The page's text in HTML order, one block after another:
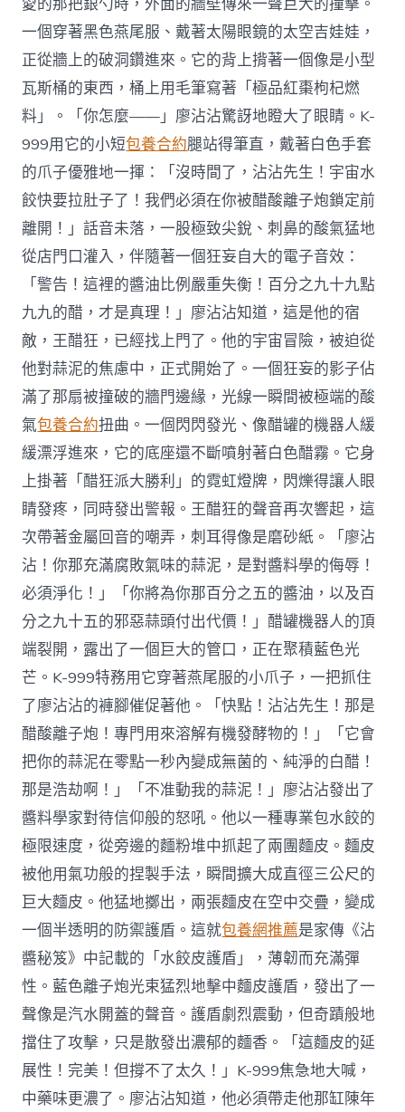
愛的那把銀勺時，外面的牆壁傳來一聲巨大的撞擊。
一個穿著黑色燕尾服、戴著太陽眼鏡的太空吉娃娃，
正從牆上的破洞鑽進來。它的背上揹著一個像是小型
瓦斯桶的東西，桶上用毛筆寫著「極品紅棗枸杞燃
料」。「你怎麼——」廖沾沾驚訝地瞪大了眼睛。K-
999用它的小短包養合約腿站得筆直，戴著白色手套
的爪子優雅地一揮：「沒時間了，沾沾先生！宇宙水
餃快要拉肚子了！我們必須在你被醋酸離子炮鎖定前
離開！」話音未落，一股極致尖銳、刺鼻的酸氣猛地
從店門口灌入，伴隨著一個狂妄自大的電子音效：
「警告！這裡的醬油比例嚴重失衡！百分之九十九點
九九的醋，才是真理！」廖沾沾知道，這是他的宿
敵，王醋狂，已經找上門了。他的宇宙冒險，被迫從
他對蒜泥的焦慮中，正式開始了。一個狂妄的影子佔
滿了那扇被撞破的牆門邊緣，光線一瞬間被極端的酸
氣包養合約扭曲。一個閃閃發光、像醋罐的機器人緩
緩漂浮進來，它的底座還不斷噴射著白色醋霧。它身
上掛著「醋狂派大勝利」的霓虹燈牌，閃爍得讓人眼
睛發疼，同時發出警報。王醋狂的聲音再次響起，這
次帶著金屬回音的嘲弄，刺耳得像是磨砂紙。「廖沾
沾！你那充滿腐敗氣味的蒜泥，是對醬料學的侮辱！
必須淨化！」「你將為你那百分之五的醬油，以及百
分之九十五的邪惡蒜頭付出代價！」醋罐機器人的頂
端裂開，露出了一個巨大的管口，正在聚積藍色光
芒。K-999特務用它穿著燕尾服的小爪子，一把抓住
了廖沾沾的褲腳催促著他。「快點！沾沾先生！那是
醋酸離子炮！專門用來溶解有機發酵物的！」「它會
把你的蒜泥在零點一秒內變成無菌的、純淨的白醋！
那是浩劫啊！」「不准動我的蒜泥！」廖沾沾發出了
醬料學家對待信仰般的怒吼。他以一種專業包水餃的
極限速度，從旁邊的麵粉堆中抓起了兩團麵皮。麵皮
被他用氣功般的捏製手法，瞬間擴大成直徑三公尺的
巨大麵皮。他猛地擲出，兩張麵皮在空中交疊，變成
一個半透明的防禦護盾。這就包養網推薦是家傳《沾
醬秘笈》中記載的「水餃皮護盾」，薄韌而充滿彈
性。藍色離子炮光束猛烈地擊中麵皮護盾，發出了一
聲像是汽水開蓋的聲音。護盾劇烈震動，但奇蹟般地
擋住了攻擊，只是散發出濃郁的麵香。「這麵皮的延
展性！完美！但撐不了太久！」K-999焦急地大喊，
中藥味更濃了。廖沾沾知道，他必須帶走他那缸陳年